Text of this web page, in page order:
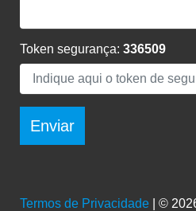
Token segurança: 336509
Enviar
Termos de Privacidade | ©